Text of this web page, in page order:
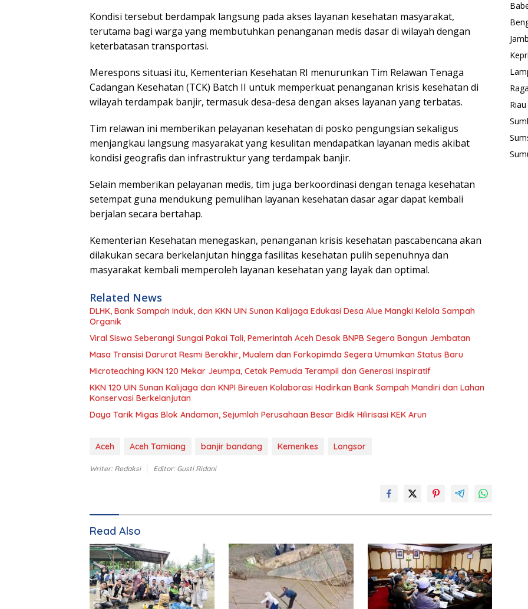
Kondisi tersebut berdampak langsung pada akses layanan kesehatan masyarakat,
terutama bagi warga yang membutuhkan penanganan medis dasar di wilayah dengan
keterbatasan transportasi.
Merespons situasi itu, Kementerian Kesehatan RI menurunkan Tim Relawan Tenaga
Cadangan Kesehatan (TCK) Batch II untuk memperkuat penanganan krisis kesehatan di
wilayah terdampak banjir, termasuk desa-desa dengan akses layanan yang terbatas.
Tim relawan ini memberikan pelayanan kesehatan di posko pengungsian sekaligus
menjangkau langsung masyarakat yang kesulitan mendapatkan layanan medis akibat
kondisi geografis dan infrastruktur yang terdampak banjir.
Selain memberikan pelayanan medis, tim juga berkoordinasi dengan tenaga kesehatan
setempat guna mendukung pemulihan layanan kesehatan dasar agar dapat kembali
berjalan secara bertahap.
Kementerian Kesehatan menegaskan, penanganan krisis kesehatan pascabencana akan
dilakukan secara berkelanjutan hingga fasilitas kesehatan pulih sepenuhnya dan
masyarakat kembali memperoleh layanan kesehatan yang layak dan optimal.
Related News
DLHK, Bank Sampah Induk, dan KKN UIN Sunan Kalijaga Edukasi Desa Alue Mangki Kelola Sampah
Organik
Viral Siswa Seberangi Sungai Pakai Tali, Pemerintah Aceh Desak BNPB Segera Bangun Jembatan
Masa Transisi Darurat Resmi Berakhir, Mualem dan Forkopimda Segera Umumkan Status Baru
Microteaching KKN 120 Mekar Jeumpa, Cetak Pemuda Terampil dan Generasi Inspiratif
KKN 120 UIN Sunan Kalijaga dan KNPI Bireuen Kolaborasi Hadirkan Bank Sampah Mandiri dan Lahan
Konservasi Berkelanjutan
Daya Tarik Migas Blok Andaman, Sejumlah Perusahaan Besar Bidik Hilirisasi KEK Arun
Aceh Aceh Tamiang banjir bandang Kemenkes Longsor
Writer: Redaksi Editor: Gusti Ridani
Read Also
Kepri
Riau